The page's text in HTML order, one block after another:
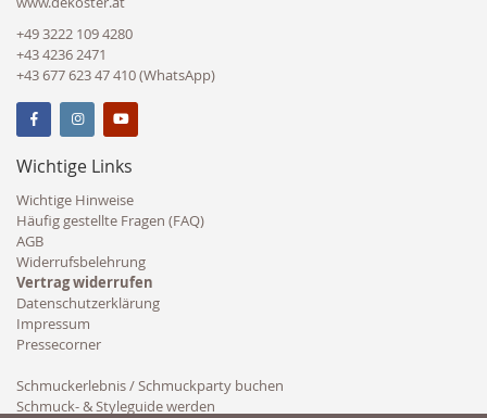
+49 3222 109 4280
+43 4236 2471
+43 677 623 47 410 (WhatsApp)
Wichtige Links
Wichtige Hinweise
Häufig gestellte Fragen (FAQ)
AGB
Widerrufsbelehrung
Vertrag widerrufen
Datenschutzerklärung
Impressum
Pressecorner
Schmuckerlebnis / Schmuckparty buchen
Schmuck- & Styleguide werden